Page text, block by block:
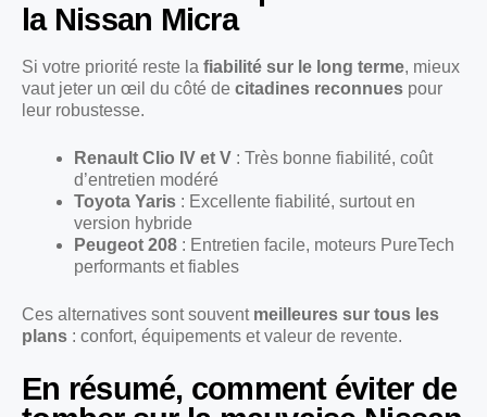
la Nissan Micra
Si votre priorité reste la fiabilité sur le long terme, mieux
vaut jeter un œil du côté de citadines reconnues pour
leur robustesse.
Renault Clio IV et V : Très bonne fiabilité, coût
d’entretien modéré
Toyota Yaris : Excellente fiabilité, surtout en
version hybride
Peugeot 208 : Entretien facile, moteurs PureTech
performants et fiables
Ces alternatives sont souvent meilleures sur tous les
plans : confort, équipements et valeur de revente.
En résumé, comment éviter de